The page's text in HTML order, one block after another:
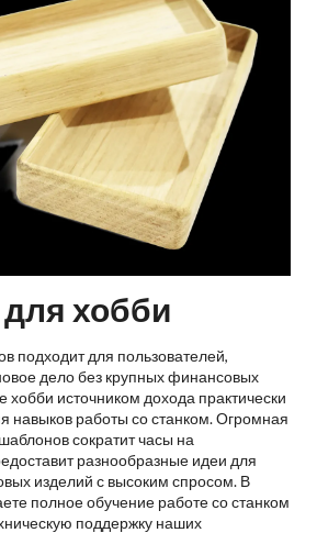
хобби
подходит для пользователей,
дело без крупных финансовых
хобби источником дохода практически
навыков работы со станком. Огромная
сократит часы на
разнообразные идеи для
изделий с высоким спросом. В
полное обучение работе со станком
поддержку наших